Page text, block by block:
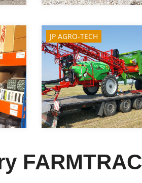
JP AGRO-TECH
FARMTRAC